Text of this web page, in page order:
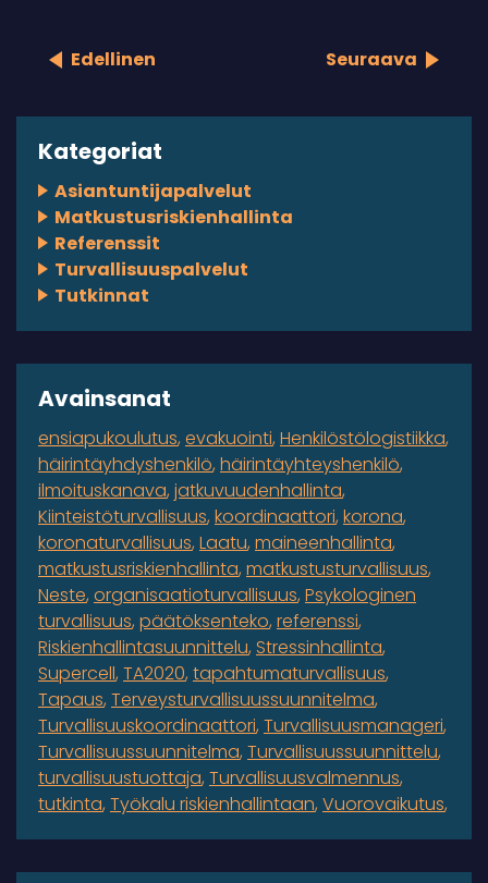
Edellinen Seuraava
Kategoriat
Asiantuntijapalvelut
Matkustusriskienhallinta
Referenssit
Turvallisuuspalvelut
Tutkinnat
Avainsanat
ensiapukoulutus evakuointi Henkilöstölogistiikka
häirintäyhdyshenkilö häirintäyhteyshenkilö
ilmoituskanava jatkuvuudenhallinta
Kiinteistöturvallisuus koordinaattori korona
koronaturvallisuus Laatu maineenhallinta
matkustusriskienhallinta matkustusturvallisuus
Neste organisaatioturvallisuus Psykologinen
turvallisuus päätöksenteko referenssi
Riskienhallintasuunnittelu Stressinhallinta
Supercell TA2020 tapahtumaturvallisuus
Tapaus Terveysturvallisuussuunnitelma
Turvallisuuskoordinaattori Turvallisuusmanageri
Turvallisuussuunnitelma Turvallisuussuunnittelu
turvallisuustuottaja Turvallisuusvalmennus
tutkinta Työkalu riskienhallintaan Vuorovaikutus